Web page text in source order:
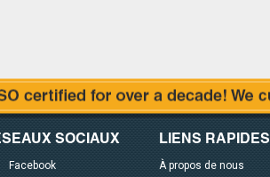
SOCIAUX
Facebook
LIENS RAPIDES
À propos de nous